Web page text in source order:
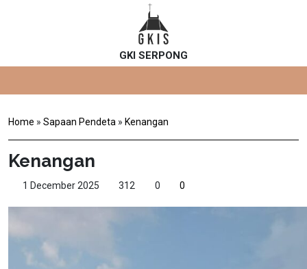
GKI SERPONG
Home » Sapaan Pendeta » Kenangan
Kenangan
1 December 2025 312 0 0